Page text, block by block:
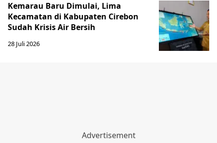
Kemarau Baru Dimulai, Lima
Kecamatan di Kabupaten Cirebon
Sudah Krisis Air Bersih
28 Juli 2026